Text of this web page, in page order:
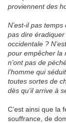
proviennent des
N’est-il pas
pas dire
occidentale ?
pour empêcher la
n’ont pas de
l’homme qui
toutes sortes de
dès qu’il arrive à
C’est ainsi que la
souffrance, de